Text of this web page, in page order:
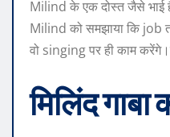
Milind के एक दोस्त जैसे भाई
Milind को समझाया कि job
वो singing पर ही काम
मिलिंद